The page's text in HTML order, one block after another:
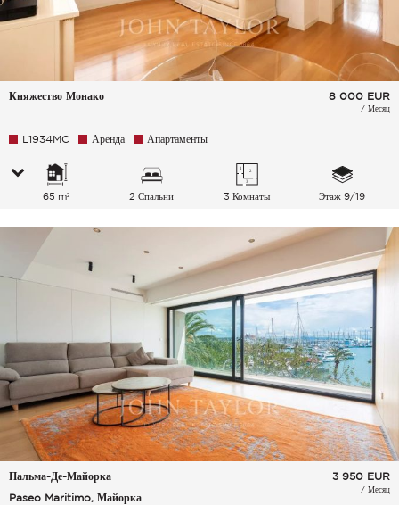
Княжество Монако 8 000 EUR
/ Месяц
L1934MC Аренда Апартаменты
65 m² 2 Спальни 3 Комнаты Этаж 9/19
Пальма-Де-Майорка
Paseo Maritimo, Майорка
3 950 EUR
/ Месяц